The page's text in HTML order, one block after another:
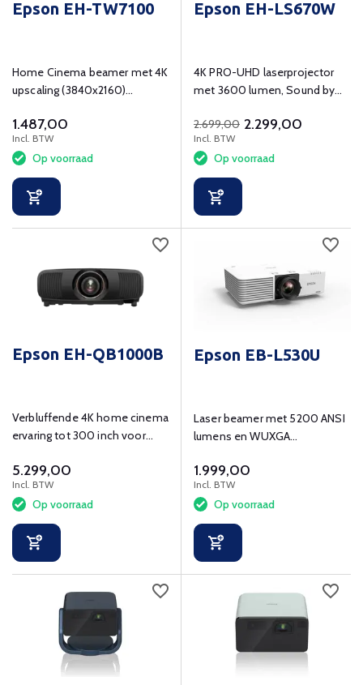
Epson EH-TW7100
Home Cinema beamer met 4K
upscaling (3840x2160)
1.487,00
Incl. BTW
Op voorraad
Epson EH-LS670W
4K PRO-UHD laserprojector
met 3600 lumen, Sound by
2.699,00 2.299,00
Incl. BTW
Op voorraad
Epson EH-QB1000B
Verbluffende 4K home cinema
ervaring tot 300 inch voor
5.299,00
Incl. BTW
Op voorraad
Epson EB-L530U
Laser beamer met 5200 ANSI
lumens en WUXGA
1.999,00
Incl. BTW
Op voorraad